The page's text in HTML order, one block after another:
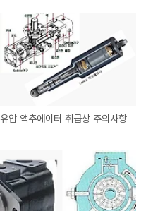
유압 액추에이터 취급상 주의사항